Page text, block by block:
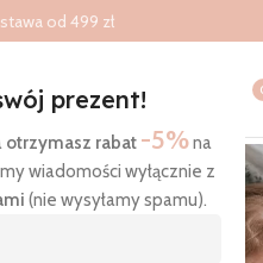
prezent!
otrzymasz rabat -5%na
wiadomości wyłącznie z
(nie wysyłamy spamu).
od 499 zł